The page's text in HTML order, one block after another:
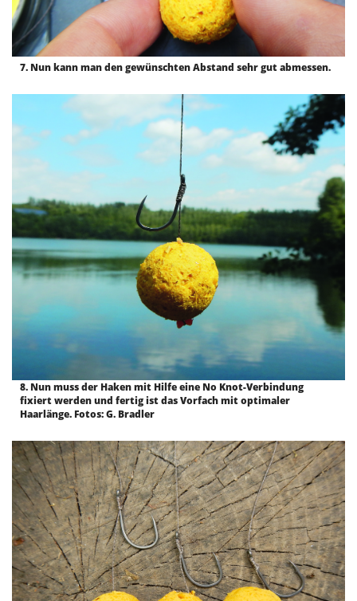
7. Nun kann man den gewünschten Abstand sehr gut abmessen.
8. Nun muss der Haken mit Hilfe eine No Knot-Verbindung
fixiert werden und fertig ist das Vorfach mit optimaler
Haarlänge. Fotos: G. Bradler